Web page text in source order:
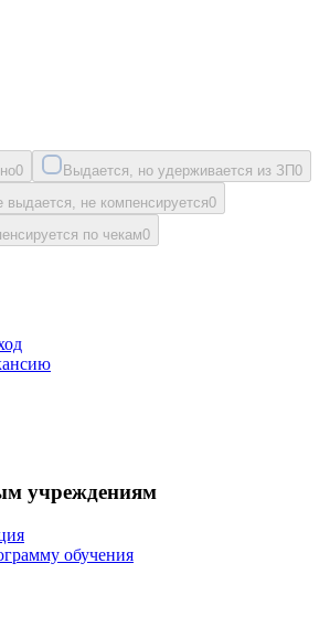
0 Выдается, но удерживается из ЗП0
выдается, не компенсируется0
по чекам0
учреждениям
обучения